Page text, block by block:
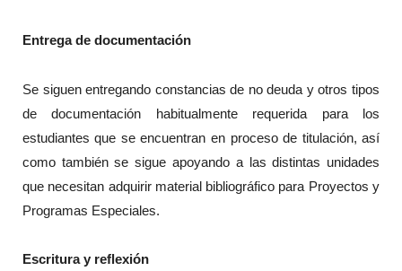
Entrega de documentación
Se siguen entregando constancias de no deuda y otros tipos
de documentación habitualmente requerida para los
estudiantes que se encuentran en proceso de titulación, así
como también se sigue apoyando a las distintas unidades
que necesitan adquirir material bibliográfico para Proyectos y
Programas Especiales.
Escritura y reflexión